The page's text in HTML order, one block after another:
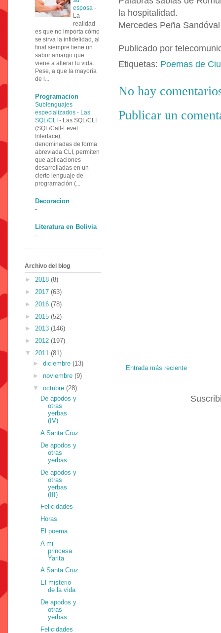
la hospitalidad.
Mercedes Peña Sandóval
Publicado por
Etiquetas: Poemas de
No hay
Publicar un
Entrada más reciente
esposa -
La
realidad
es que no importa cómo
se sirva la infidelidad, al
final siempre tiene un
sabor amargo que
viene a alterar tu vida.
Pese, a que la mayoría
de l...
Programacion
Sublenguajes
especializados - Las
SQL/CLI - Las SQL/CLI
(SQL/Call-Level
Interface),
denominadas de forma
abreviada CLI, permiten
que aplicaciones
desarrolladas en un
cierto lenguaje de
programación (...
Decoracion
-
Literatura en Bolivia
-
Archivo del blog
► 2018 (8)
► 2017 (63)
► 2016 (78)
► 2015 (52)
► 2013 (146)
► 2012 (197)
▼ 2011 (81)
► diciembre (13)
► noviembre (9)
▼ octubre (28)
De apodos y
otras
yerbas
(IV)
A Santa Cruz
De apodos y
otras
yerbas
De apodos y
otras
yerbas
(III)
Felicidades
Horas
El poema
A mi
princesa
Yarita
A Santa Cruz
El misterio
de la vida
De apodos y
otras
yerbas
Felicidades